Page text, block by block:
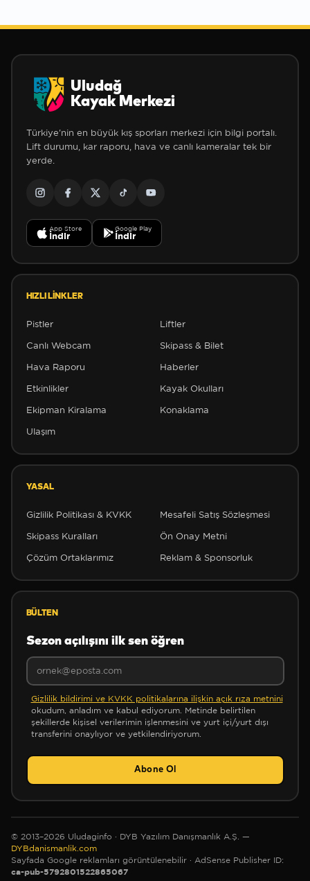
✻
❄
✻
❅
Uludağ
Kayak Merkezi
Türkiye'nin en büyük kış sporları merkezi için bilgi portalı.
Lift durumu, kar raporu, hava ve canlı kameralar tek bir
yerde.
App Store
İndir
Google Play
İndir
HIZLI LINKLER
Pistler Liftler
Canlı Webcam Skipass & Bilet
Hava Raporu Haberler
Etkinlikler Kayak Okulları
Ekipman Kiralama Konaklama
Ulaşım
YASAL
Gizlilik Politikası & KVKK Mesafeli Satış Sözleşmesi
Skipass Kuralları Ön Onay Metni
Çözüm Ortaklarımız Reklam & Sponsorluk
BÜLTEN
Sezon açılışını ilk sen öğren
Gizlilik bildirimi ve KVKK politikalarına ilişkin açık rıza metnini
okudum, anladım ve kabul ediyorum. Metinde belirtilen
şekillerde kişisel verilerimin işlenmesini ve yurt içi/yurt dışı
transferini onaylıyor ve yetkilendiriyorum.
Abone Ol
© 2013–2026 Uludaginfo · DYB Yazılım Danışmanlık A.Ş. —
DYBdanismanlik.com
Sayfada Google reklamları görüntülenebilir · AdSense Publisher ID:
ca-pub-5792801522865067